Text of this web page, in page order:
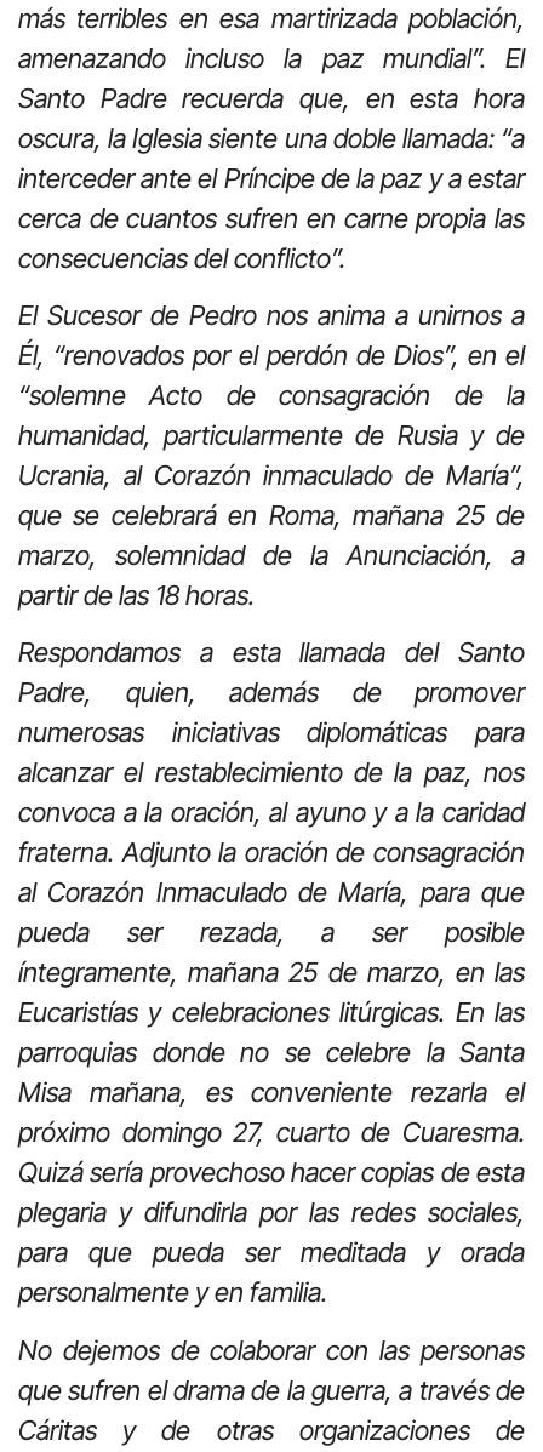
más terribles en esa martirizada población,
amenazando incluso la paz mundial”. El
Santo Padre recuerda que, en esta hora
oscura, la Iglesia siente una doble llamada: “a
interceder ante el Príncipe de la paz y a estar
cerca de cuantos sufren en carne propia las
consecuencias del conflicto”.
El Sucesor de Pedro nos anima a unirnos a
Él, “renovados por el perdón de Dios”, en el
“solemne Acto de consagración de la
humanidad, particularmente de Rusia y de
Ucrania, al Corazón inmaculado de María”,
que se celebrará en Roma, mañana 25 de
marzo, solemnidad de la Anunciación, a
partir de las 18 horas.
Respondamos a esta llamada del Santo
Padre, quien, además de promover
numerosas iniciativas diplomáticas para
alcanzar el restablecimiento de la paz, nos
convoca a la oración, al ayuno y a la caridad
fraterna. Adjunto la oración de consagración
al Corazón Inmaculado de María, para que
pueda ser rezada, a ser posible
íntegramente, mañana 25 de marzo, en las
Eucaristías y celebraciones litúrgicas. En las
parroquias donde no se celebre la Santa
Misa mañana, es conveniente rezarla el
próximo domingo 27, cuarto de Cuaresma.
Quizá sería provechoso hacer copias de esta
plegaria y difundirla por las redes sociales,
para que pueda ser meditada y orada
personalmente y en familia.
No dejemos de colaborar con las personas
que sufren el drama de la guerra, a través de
Cáritas y de otras organizaciones de